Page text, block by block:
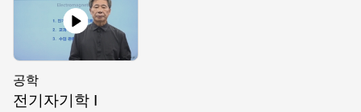
공학
전기자기학 I